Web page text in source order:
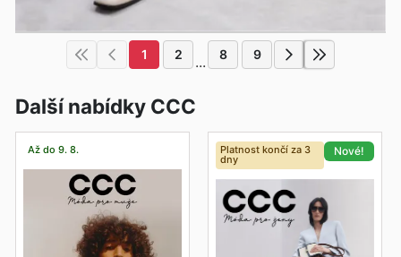
1 2 ... 8 9
Další nabídky CCC
Až do 9. 8. Platnost končí za 3
dny
Nové!